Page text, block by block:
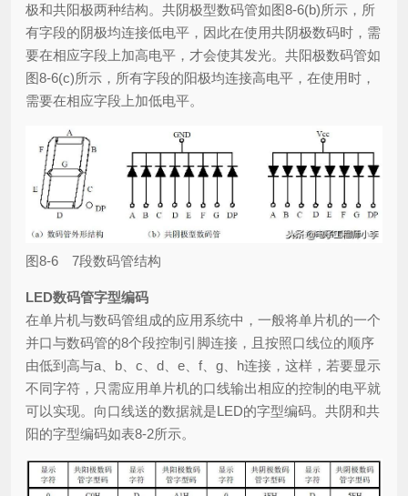
极和共阳极两种结构。共阴极型数码管如图8-6(b)所示，所
有字段的阴极均连接低电平，因此在使用共阴极数码时，需
要在相应字段上加高电平，才会使其发光。共阳极数码管如
图8-6(c)所示，所有字段的阳极均连接高电平，在使用时，
需要在相应字段上加低电平。
图8-6 7段数码管结构
LED数码管字型编码
在单片机与数码管组成的应用系统中，一般将单片机的一个
并口与数码管的8个段控制引脚连接，且按照口线位的顺序
由低到高与a、b、c、d、e、f、g、h连接，这样，若要显示
不同字符，只需应用单片机的口线输出相应的控制的电平就
可以实现。向口线送的数据就是LED的字型编码。共阴和共
阳的字型编码如表8-2所示。